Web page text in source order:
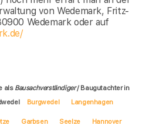
von Wedemark, Fritz-
Wedemark oder auf
als Bausachverständiger/ Baugutachter in
Burgwedel Langenhagen
Garbsen Seelze Hannover